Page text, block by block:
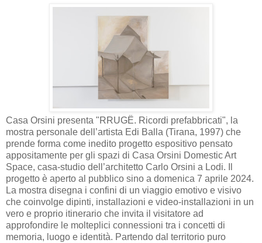
Casa Orsini presenta "RRUGË. Ricordi prefabbricati", la
mostra personale dell’artista Edi Balla (Tirana, 1997) che
prende forma come inedito progetto espositivo pensato
appositamente per gli spazi di Casa Orsini Domestic Art
Space, casa-studio dell’architetto Carlo Orsini a Lodi. Il
progetto è aperto al pubblico sino a domenica 7 aprile 2024.
La mostra disegna i confini di un viaggio emotivo e visivo
che coinvolge dipinti, installazioni e video-installazioni in un
vero e proprio itinerario che invita il visitatore ad
approfondire le molteplici connessioni tra i concetti di
memoria, luogo e identità. Partendo dal territorio puro